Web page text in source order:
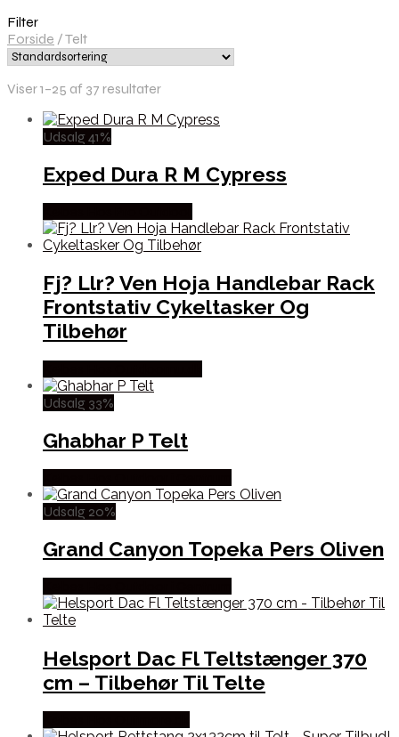
Filter
Forside /Telt
Viser 1–25 af 37 resultater
Udsalg 41%
Exped Dura R M Cypress
Fj? Llr? Ven Hoja Handlebar Rack
Frontstativ Cykeltasker Og
Tilbehør
Udsalg 33%
Ghabhar P Telt
Udsalg 20%
Grand Canyon Topeka Pers Oliven
Helsport Dac Fl Teltstænger 370
cm – Tilbehør Til Telte